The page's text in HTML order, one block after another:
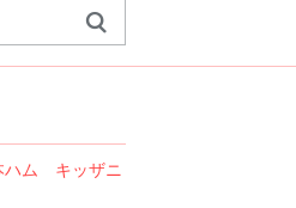
ハム キッザニ